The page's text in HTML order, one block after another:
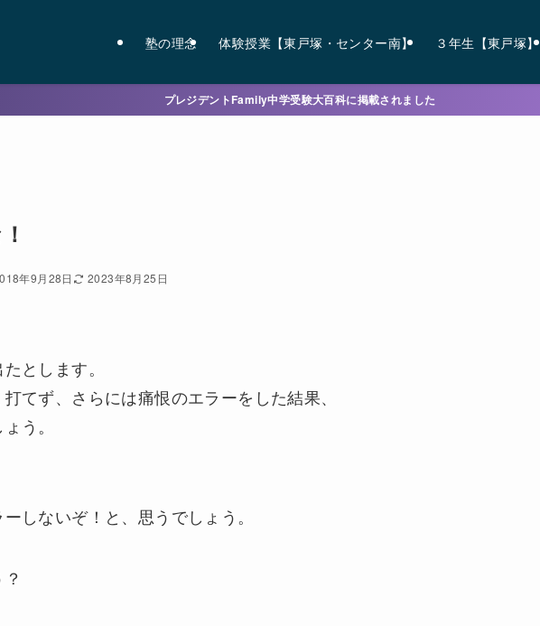
塾の理念 体験授業【東戸塚・センター南】 ３年生【東戸塚】
プレジデントFamily中学受験大百科に掲載されました
年9月28日 2023年8月25日
とします。
てず、さらには痛恨のエラーをした結果、
う。
しないぞ！と、思うでしょう。